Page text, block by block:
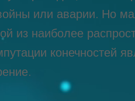
или аварии. Но
из наиболее
конечностей